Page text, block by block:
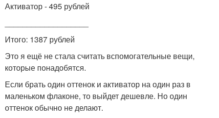
Активатор - 495 рублей
Итого: 1387 рублей
Это я ещё не стала считать вспомогательные вещи,
которые понадобятся.
Если брать один оттенок и активатор на один раз в
маленьком флаконе, то выйдет дешевле. Но один
оттенок обычно не делают.